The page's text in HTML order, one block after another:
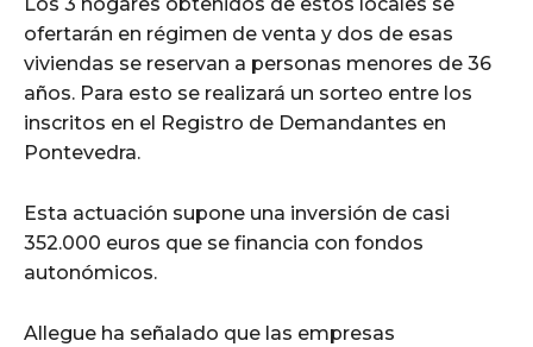
ofertarán en régimen de venta y dos de esas
viviendas se reservan a personas menores de 36
años. Para esto se realizará un sorteo entre los
inscritos en el Registro de Demandantes en
Pontevedra.
Esta actuación supone una inversión de casi
352.000 euros que se financia con fondos
autonómicos.
Allegue ha señalado que las empresas